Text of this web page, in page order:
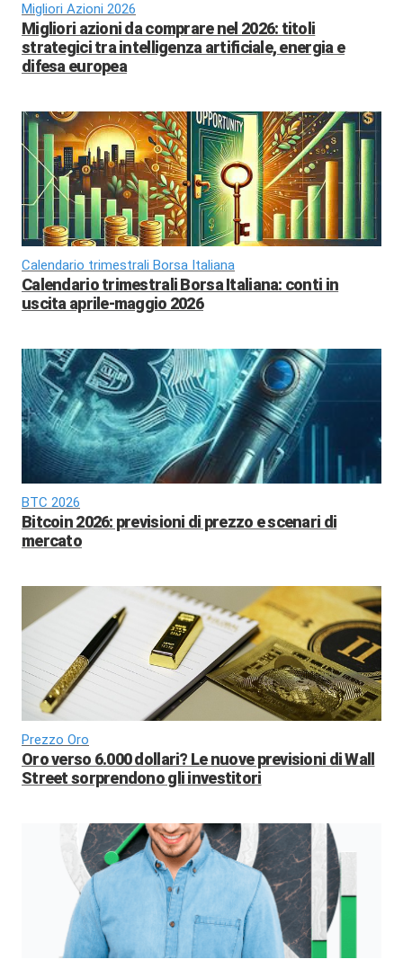
Migliori Azioni 2026
Migliori azioni da comprare nel 2026: titoli
strategici tra intelligenza artificiale, energia e
difesa europea
Calendario trimestrali Borsa Italiana
Calendario trimestrali Borsa Italiana: conti in
uscita aprile-maggio 2026
BTC 2026
Bitcoin 2026: previsioni di prezzo e scenari di
mercato
Prezzo Oro
Oro verso 6.000 dollari? Le nuove previsioni di Wall
Street sorprendono gli investitori